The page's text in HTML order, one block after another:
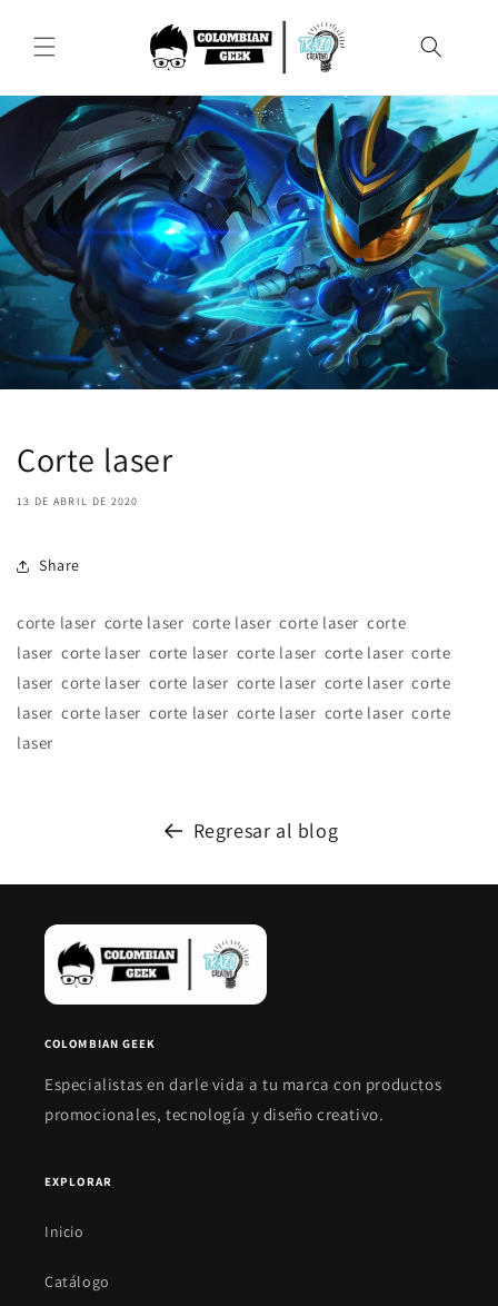
al contenido
Corte laser
13 DE ABRIL DE 2020
Share
corte laser corte laser corte lasercorte lasercorte
lasercorte lasercorte laser corte laser corte lasercorte
lasercorte lasercorte laser corte laser corte lasercorte
lasercorte lasercorte laser corte laser corte lasercorte
laser
Regresar al blog
COLOMBIAN GEEK
Especialistas en darle vida a tu marca con productos
promocionales, tecnología y diseño creativo.
EXPLORAR
Inicio
Catálogo